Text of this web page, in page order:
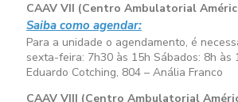
CAAV VII (Centro Ambulatorial
Saiba como agendar:
Para a unidade o agendamento, é
sexta-feira: 7h30 às 15h Sábados: 8h às
Eduardo Cotching, 804 – Anália Franco
CAAV VIII (Centro Ambulatorial